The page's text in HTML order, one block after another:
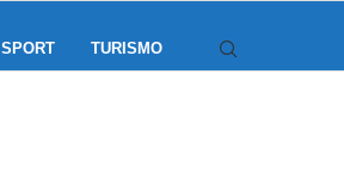
SPORT TURISMO